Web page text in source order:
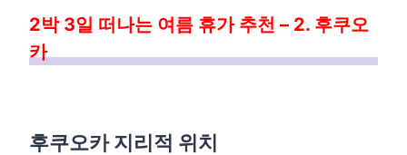
2박 3일 떠나는 여름 휴가 추천 – 2. 후쿠오
카
후쿠오카 지리적 위치